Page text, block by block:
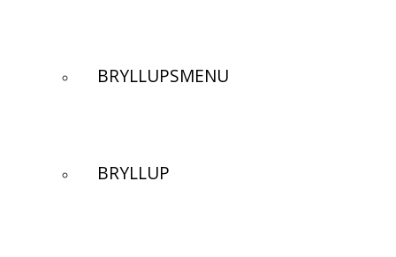
BRYLLUPSMENU
BRYLLUP